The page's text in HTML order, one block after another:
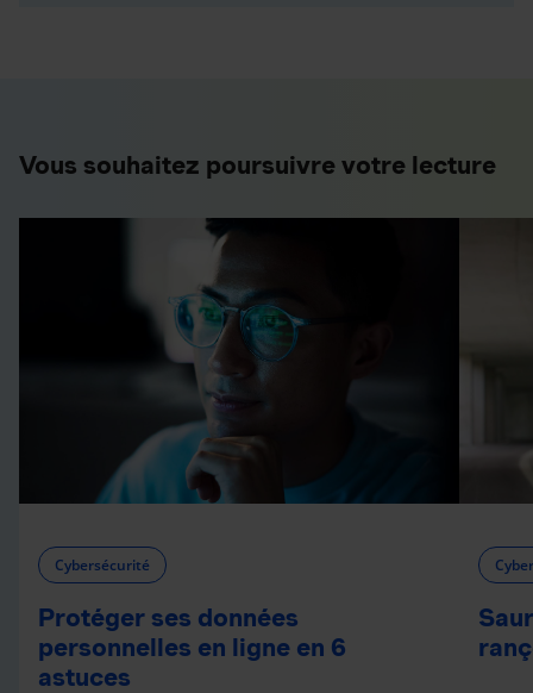
Vous souhaitez poursuivre votre lecture
Cybersécurité
Protéger ses données
personnelles en ligne en 6
astuces